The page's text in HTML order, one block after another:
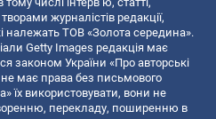
журналістів редакції,
належать ТОВ «Золота середина».
Getty Images редакція має
законом України «Про авторські
не має права без письмового
їх використовувати, вони не
перекладу, поширенню в